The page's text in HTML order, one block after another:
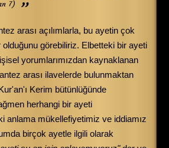
7)
arası açılımlarla, bu ayetin çok
olduğunu görebiliriz. Elbetteki bir ayeti
yorumlarımızdan kaynaklanan
arası ilavelerde bulunmaktan
Kerim bütünlüğünde
herhangi bir ayeti
anlama mükellefiyetimiz ve iddiamız
birçok ayetle ilgili olarak